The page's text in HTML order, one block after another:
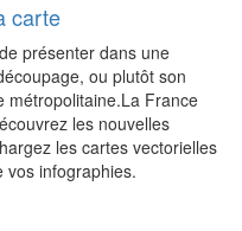
carte
présenter dans une
ou plutôt son
métropolitaine.La France
les nouvelles
les cartes vectorielles
vos infographies.